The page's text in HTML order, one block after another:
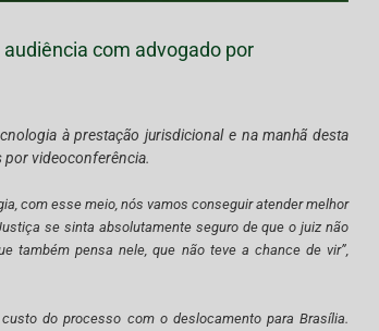
com advogado por
à prestação jurisdicional e na manhã desta
por videoconferência.
com esse meio, nós vamos conseguir atender melhor
se sinta absolutamente seguro de que o juiz não
também pensa nele, que não teve a chance de vir”,
do processo com o deslocamento para Brasília.